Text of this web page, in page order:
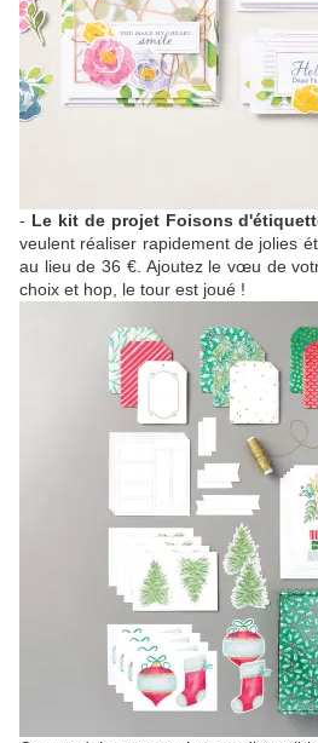
- Le kit de projet Foisons
veulent réaliser rapidement de jolies
au lieu de 36 €. Ajoutez le vœu de
choix et hop, le tour est joué !